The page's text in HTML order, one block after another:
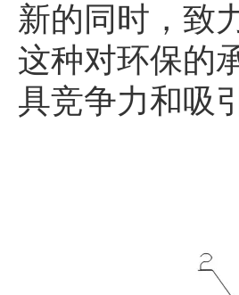
新的同时，致
这种对环保的
具竞争力和吸